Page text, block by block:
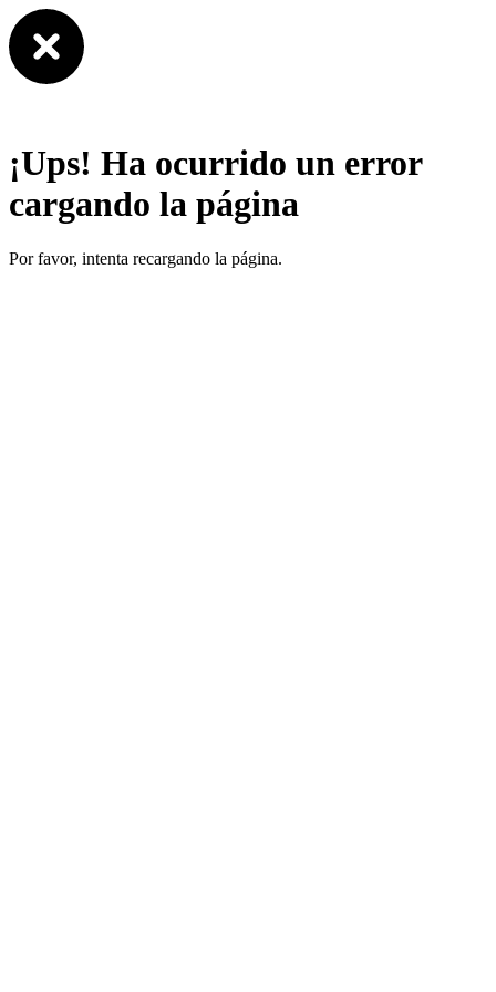
¡Ups! Ha ocurrido un error
cargando la página
Por favor, intenta recargando la página.